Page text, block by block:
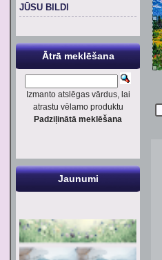
JŪSU BILDI
Ātrā meklēšana
Izmanto atslēgas vārdus, lai
atrastu vēlamo produktu
Padziļinātā meklēšana
Jaunumi